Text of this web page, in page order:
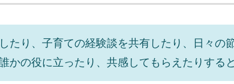
たり、子育ての経験談を共有したり、日々
かの役に立ったり、共感してもらえたりする